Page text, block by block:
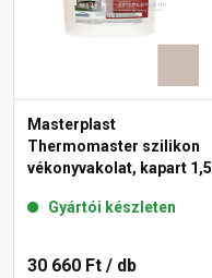
Masterplast
Thermomaster szilikon
vékonyvakolat, kapart 1,5
Gyártói készleten
30 660 Ft / db